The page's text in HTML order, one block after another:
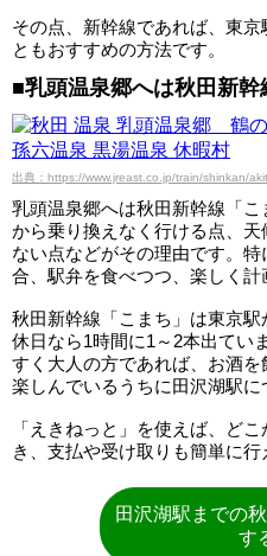
その点、新幹線であれば、東
ともおすすめの方法です。
■乳頭温泉郷へは秋田新幹
出典：https://www.jreast.co.jp/train/shinkan/
乳頭温泉郷へは秋田新幹線「
から乗り換えなく行ける点、
ない点などがその理由です。
合、駅弁を食べつつ、楽しく計
秋田新幹線「こまち」は東京
休日なら1時間に1～2本出てい
すく大人の方であれば、お酒
楽しんでいるうちに田沢湖駅に
「えきねっと」を使えば、ど
き、支払や受け取りも簡単に行
田沢湖駅までの
す